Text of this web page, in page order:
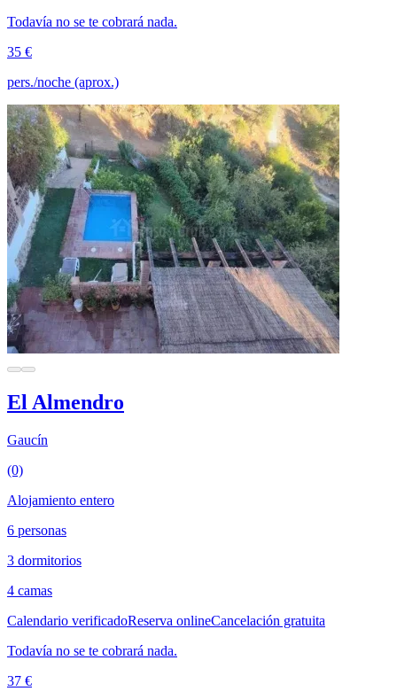
Todavía no se te cobrará nada.
35 €
pers./noche (aprox.)
El Almendro
Gaucín
(0)
Alojamiento entero
6 personas
3 dormitorios
4 camas
Calendario verificadoReserva onlineCancelación gratuita
Todavía no se te cobrará nada.
37 €